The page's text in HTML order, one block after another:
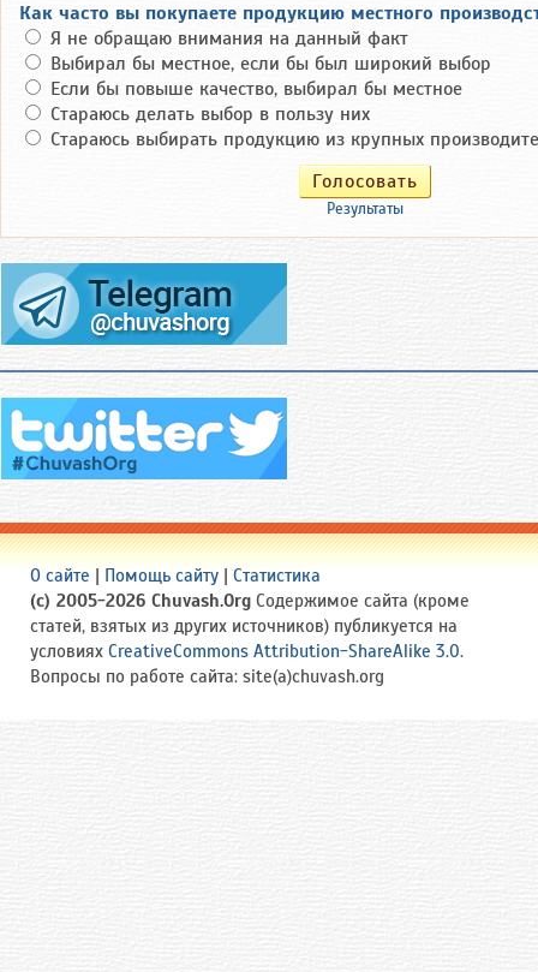
Как часто вы покупаете продукцию местного
Я не обращаю внимания на данный факт
Выбирал бы местное, если бы был широкий выбор
Если бы повыше качество, выбирал бы местное
Стараюсь делать выбор в пользу них
Стараюсь выбирать продукцию из крупных
Результаты
О сайте Помощь сайту
Статистика
(c) 2005-2026 Chuvash.Org Содержимое сайта (кроме
статей, взятых из других источников) публикуется на
условиях CreativeCommons Attribution-ShareAlike 3.0.
Вопросы по работе сайта: site(a)chuvash.org